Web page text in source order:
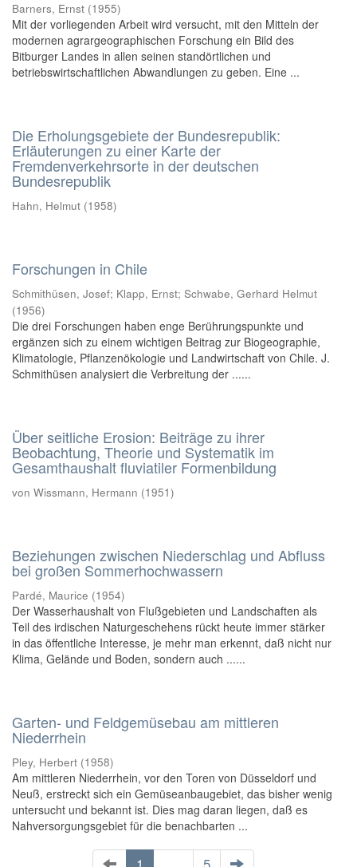
Barners, Ernst (1955)
Mit der vorliegenden Arbeit wird versucht, mit den Mitteln der
modernen agrargeographischen Forschung ein Bild des
Bitburger Landes in allen seinen standörtlichen und
betriebswirtschaftlichen Abwandlungen zu geben. Eine ...
Die Erholungsgebiete der Bundesrepublik:
Erläuterungen zu einer Karte der
Fremdenverkehrsorte in der deutschen
Bundesrepublik
Hahn, Helmut (1958)
Forschungen in Chile
Schmithüsen, Josef; Klapp, Ernst; Schwabe, Gerhard Helmut
(1956)
Die drei Forschungen haben enge Berührungspunkte und
ergänzen sich zu einem wichtigen Beitrag zur Biogeographie,
Klimatologie, Pflanzenökologie und Landwirtschaft von Chile. J.
Schmithüsen analysiert die Verbreitung der ......
Über seitliche Erosion: Beiträge zu ihrer
Beobachtung, Theorie und Systematik im
Gesamthaushalt fluviatiler Formenbildung
von Wissmann, Hermann (1951)
Beziehungen zwischen Niederschlag und Abfluss
bei großen Sommerhochwassern
Pardé, Maurice (1954)
Der Wasserhaushalt von Flußgebieten und Landschaften als
Teil des irdischen Naturgeschehens rückt heute immer stärker
in das öffentliche Interesse, je mehr man erkennt, daß nicht nur
Klima, Gelände und Boden, sondern auch ......
Garten- und Feldgemüsebau am mittleren
Niederrhein
Pley, Herbert (1958)
Am mittleren Niederrhein, vor den Toren von Düsseldorf und
Neuß, erstreckt sich ein Gemüseanbaugebiet, das bisher wenig
untersucht und bekannt ist. Dies mag daran liegen, daß es
Nahversorgungsgebiet für die benachbarten ...